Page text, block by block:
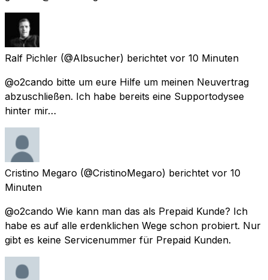
Ralf Pichler (@Albsucher) berichtet vor 10 Minuten
@o2cando bitte um eure Hilfe um meinen Neuvertrag
abzuschließen. Ich habe bereits eine Supportodysee
hinter mir…
Cristino Megaro (@CristinoMegaro) berichtet vor 10
Minuten
@o2cando Wie kann man das als Prepaid Kunde? Ich
habe es auf alle erdenklichen Wege schon probiert. Nur
gibt es keine Servicenummer für Prepaid Kunden.